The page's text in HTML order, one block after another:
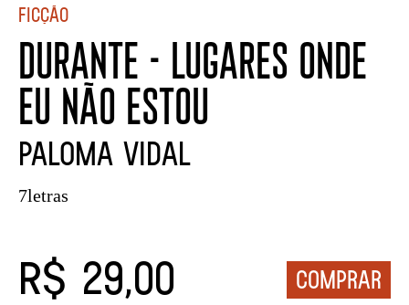
Ficção
DURANTE - LUGARES ONDE
EU NÃO ESTOU
PALOMA VIDAL
7letras
R$ 29,00